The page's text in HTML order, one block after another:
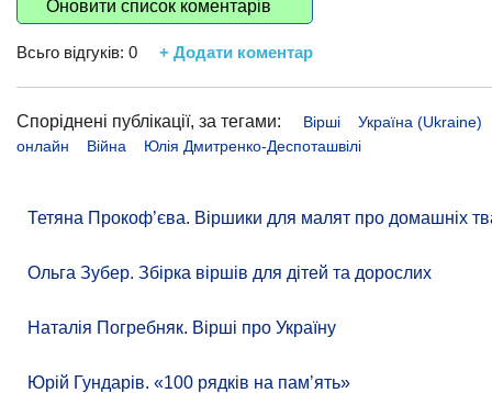
Оновити список коментарів
Всьго відгуків: 0 + Додати коментар
Споріднені публікації, за тегами: Вірші
Україна (Ukraine)
онлайн
Війна Юлiя Дмитренко-Деспоташвiлi
Тетяна Прокоф’єва. Віршики для малят про домашніх
Ольга Зубер. Збірка віршів для дітей та дорослих
Наталія Погребняк. Вірші про Україну
Юрій Гундарів. «100 рядків на памʼять»